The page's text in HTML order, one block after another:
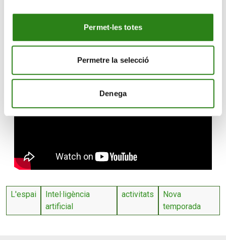
Permet-les totes
Permetre la selecció
Denega
fundació, ja que la bona resposta els “anima a
continuar”.
L'espai
Intel·ligència
artificial
activitats
Nova
temporada